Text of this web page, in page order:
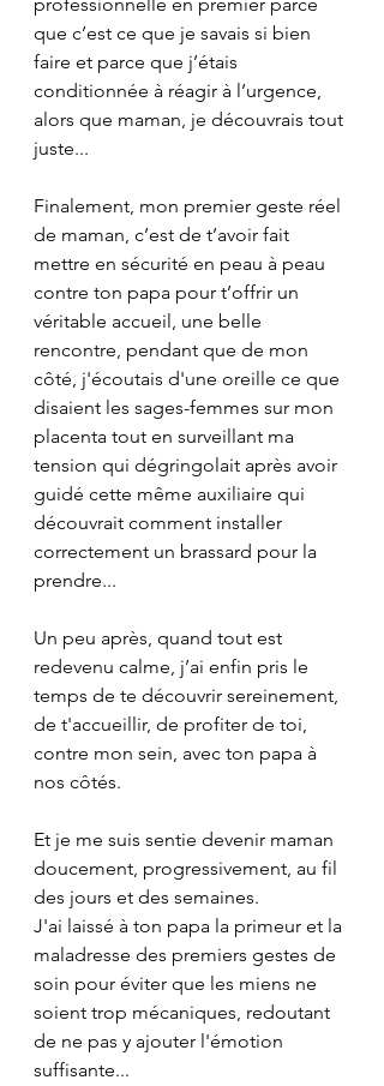
que c’est ce que je savais si bien
faire et parce que j’étais
conditionnée à réagir à l’urgence,
alors que maman, je découvrais tout
juste...
Finalement, mon premier geste réel
de maman, c’est de t’avoir fait
mettre en sécurité en peau à peau
contre ton papa pour t’offrir un
véritable accueil, une belle
rencontre, pendant que de mon
côté, j'écoutais d'une oreille ce que
disaient les sages-femmes sur mon
placenta tout en surveillant ma
tension qui dégringolait après avoir
guidé cette même auxiliaire qui
découvrait comment installer
correctement un brassard pour la
prendre...
Un peu après, quand tout est
redevenu calme, j’ai enfin pris le
temps de te découvrir sereinement,
de t'accueillir, de profiter de toi,
contre mon sein, avec ton papa à
nos côtés.
Et je me suis sentie devenir maman
doucement, progressivement, au fil
des jours et des semaines.
J'ai laissé à ton papa la primeur et la
maladresse des premiers gestes de
soin pour éviter que les miens ne
soient trop mécaniques, redoutant
de ne pas y ajouter l'émotion
suffisante...